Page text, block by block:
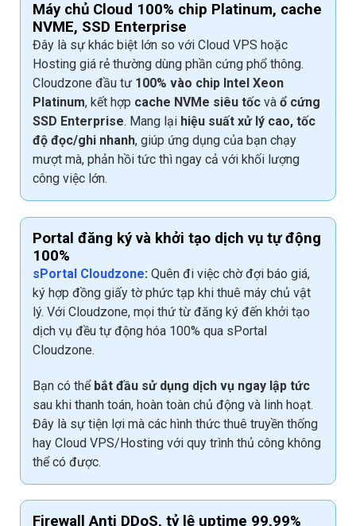
Máy chủ Cloud 100% chip Platinum, cache
NVME, SSD Enterprise
Đây là sự khác biệt lớn so với Cloud VPS hoặc
Hosting giá rẻ thường dùng phần cứng phổ thông.
Cloudzone đầu tư 100% vào chip Intel Xeon
Platinum, kết hợp cache NVMe siêu tốcvà ổ cứng
SSD Enterprise. Mang lại hiệu suất xử lý cao, tốc
độ đọc/ghi nhanh, giúp ứng dụng của bạn chạy
mượt mà, phản hồi tức thì ngay cả với khối lượng
công việc lớn.
Portal đăng ký và khởi tạo dịch vụ tự động
100%
sPortal Cloudzone: Quên đi việc chờ đợi báo giá,
ký hợp đồng giấy tờ phức tạp khi thuê máy chủ vật
lý. Với Cloudzone, mọi thứ từ đăng ký đến khởi tạo
dịch vụ đều tự động hóa 100% qua sPortal
Cloudzone.
Bạn có thể bắt đầu sử dụng dịch vụ ngay lập tức
sau khi thanh toán, hoàn toàn chủ động và linh hoạt.
Đây là sự tiện lợi mà các hình thức thuê truyền thống
hay Cloud VPS/Hosting với quy trình thủ công không
thể có được.
Firewall Anti DDoS, tỷ lệ uptime 99,99%